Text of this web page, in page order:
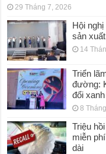
29 Tháng 7, 2026
Hội
sản
14
Triển
đường:
đổi xanh
8
Triệu
miễn
dài